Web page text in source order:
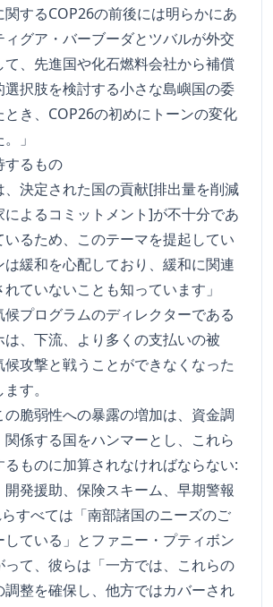
関するCOP26の前後には明らかにあ
ィグア・バーブーダとツバルが外交
て、先進国や化石燃料会社から補償
選択肢を検討する小さな島嶼国の委
とき、COP26の初めにトーンの変化
」
するもの
、決定された国の貢献[排出量を削減
よるコミットメント]が不十分であ
いるため、このテーマを提起してい
は緩和を心配しており、緩和に関連
ていないことも知っています」
候プログラムのディレクターである
は、下流、より多くの支払いの被
攻撃と戦うことができなくなった
す。
の脆弱性への暴露の増加は、資金調
係する国をハンマーとし、これら
るものに加算されなければならない:
発援助、保険スキーム、早期警報
すべては「南部諸国のニーズのご
している」とファニー・プティボン
って、彼らは「一方では、これらの
調整を確保し、他方ではカバーされ